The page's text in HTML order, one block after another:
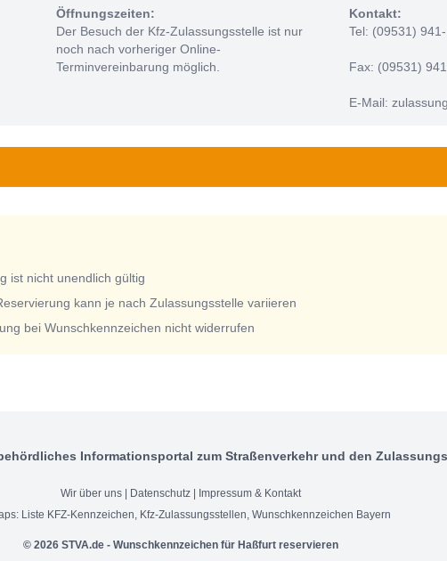
Öffnungszeiten:
Der Besuch der Kfz-Zulassungsstelle ist nur
noch nach vorheriger Online-
Terminvereinbarung möglich.
Kontakt:
Tel: (09531)
Fax: (09531)
E-Mail:
ist nicht unendlich gültig
kann je nach Zulassungsstelle variieren
bei Wunschkennzeichen nicht widerrufen
Informationsportal zum Straßenverkehr und den
Wir über uns Datenschutz
Impressum & Kontakt
Liste KFZ-Kennzeichen, Kfz-Zulassungsstellen, Wunschkennzeichen Bayern
© 2026 STVA.de - Wunschkennzeichen für Haßfurt reservieren